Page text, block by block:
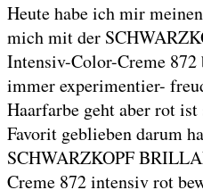
Heute habe ich mir
mich mit der
Intensiv-Color-Creme
immer experimentier-
Haarfarbe geht aber rot
Favorit geblieben darum
SCHWARZKOPF
Creme 872 intensiv rot